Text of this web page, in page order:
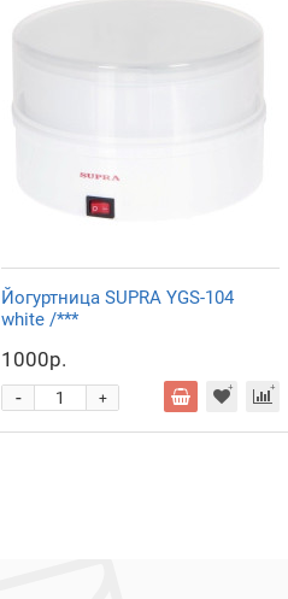
Йогуртница SUPRA YGS-104
white /***
1000р.
+
-